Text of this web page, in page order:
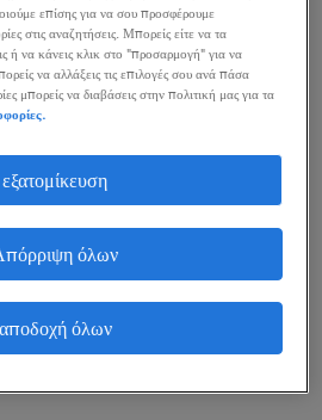
να σε βοηθήσουν.
να αφαιρέσεις ορισμένα
εργασίας για μια
Προσπάθησε να
εμβέλεια γύρω από
θέσης ή τις λέξεις κλειδιά και
επίσης για να σου προσφέρουμε
στις αναζητήσεις. Μπορείς είτε να τα
ή να κάνεις κλικ στο "προσαρμογή" για να
να αλλάξεις τις επιλογές σου ανά πάσα
μπορείς να διαβάσεις στην πολιτική μας για τα
εξατομίκευση
όλων
αποδοχή όλων